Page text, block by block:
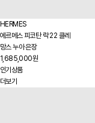
HERMES
에르메스 피코탄 락 22 클레
망스 누아 은장
1,685,000원
인기상품
더보기